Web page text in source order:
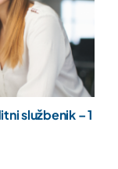
službenik – 1